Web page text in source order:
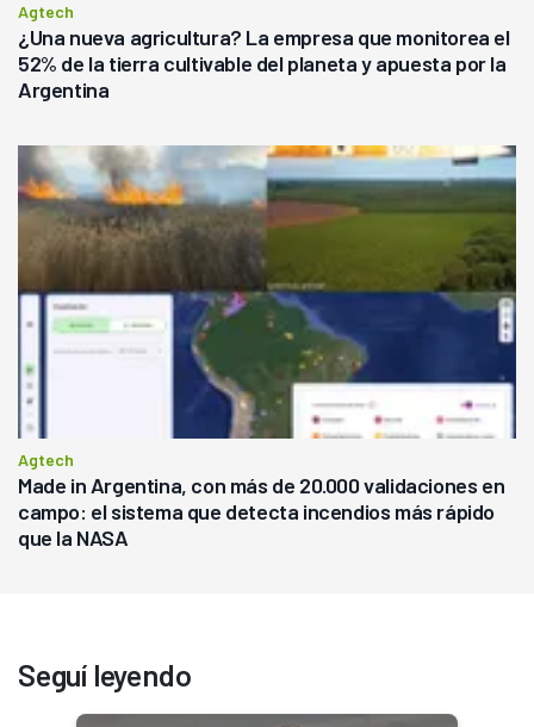
Agtech
¿Una nueva agricultura? La empresa que monitorea el
52% de la tierra cultivable del planeta y apuesta por la
Argentina
Agtech
Made in Argentina, con más de 20.000 validaciones en
campo: el sistema que detecta incendios más rápido
que la NASA
Seguí leyendo